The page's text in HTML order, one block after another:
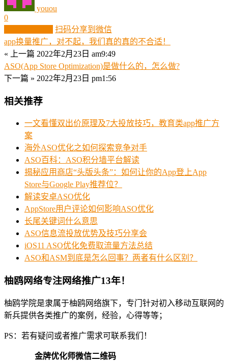
youou
0
扫码分享到微信
app换量推广，对不起，我们真的真的不合适！
« 上一篇 2022年2月23日 am9:49
ASO(App Store Optimization)是做什么的，怎么做?
下一篇 » 2022年2月23日 pm1:56
相关推荐
一文看懂双出价原理及7大投放技巧，教育类app推广方
案
海外ASO优化之如何探索竞争对手
ASO百科：ASO积分墙平台解读
揭秘应用商店“头版头条”：如何让你的App登上App
Store与Google Play推荐位？
解读安卓ASO优化
AppStore用户评论如何影响ASO优化
长尾关键词什么意思
ASO信息流投放优势及技巧分享会
iOS11 ASO优化免费取流量方法总结
ASO和ASM到底是怎么回事？两者有什么区别？
柚鸥网络专注网络推广13年！
柚鸥学院是隶属于柚鸥网络旗下，专门针对初入移动互联网的
新兵提供各类推广的案例，经验，心得等等；
PS：若有疑问或者推广需求可联系我们！
金牌优化师微信二维码